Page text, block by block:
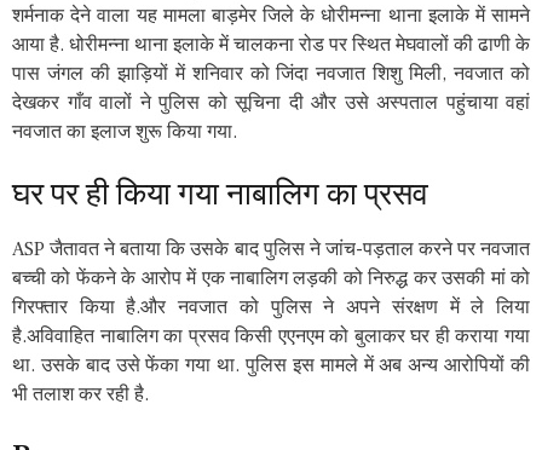
शर्मनाक देने वाला यह मामला बाड़मेर जिले के धोरीमन्ना थाना इलाके में सामने
आया है. धोरीमन्ना थाना इलाके में चालकना रोड पर स्थित मेघवालों की ढाणी के
पास जंगल की झाड़ियों में शनिवार को जिंदा नवजात शिशु मिली, नवजात को
देखकर गाँव वालों ने पुलिस को सूचिना दी और उसे अस्पताल पहुंचाया वहां
नवजात का इलाज शुरू किया गया.
घर पर ही किया गया नाबालिग का प्रसव
ASP जैतावत ने बताया कि उसके बाद पुलिस ने जांच-पड़ताल करने पर नवजात
बच्ची को फेंकने के आरोप में एक नाबालिग लड़की को निरुद्ध कर उसकी मां को
गिरफ्तार किया है.और नवजात को पुलिस ने अपने संरक्षण में ले लिया
है.अविवाहित नाबालिग का प्रसव किसी एएनएम को बुलाकर घर ही कराया गया
था. उसके बाद उसे फेंका गया था. पुलिस इस मामले में अब अन्य आरोपियों की
भी तलाश कर रही है.